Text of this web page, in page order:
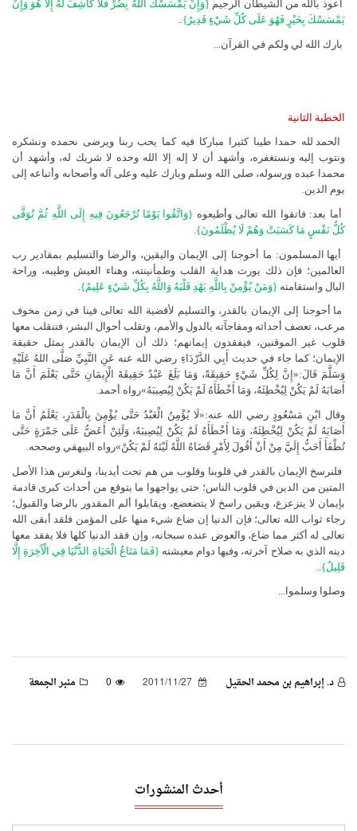
أعوذ بالله من الشيطان الرجيم {وَإِنْ يَمْسَسْكَ اللَّهُ بِضُرٍّ فَلَا كَاشِفَ لَهُ إِلَّا هُوَ وَإِنْ
يَمْسَسْكَ بِخَيْرٍ فَهُوَ عَلَى كُلِّ شَيْءٍ قَدِيرٌ}..
بارك الله لي ولكم في القرآن...
الخطبة الثانية
الحمد لله حمدا طيبا كثيرا مباركا فيه كما يحب ربنا ويرضى نحمده ونشكره
ونتوب إليه ونستغفره، وأشهد أن لا إله إلا الله وحده لا شريك له، وأشهد أن
محمدا عبده ورسوله، صلى الله وسلم وبارك عليه وعلى آله وأصحابه وأتباعه إلى
يوم الدين.
أما بعد: فاتقوا الله تعالى وأطيعوه {وَاتَّقُوا يَوْمًا تُرْجَعُونَ فِيهِ إِلَى اللَّهِ ثُمَّ تُوَفَّى
كُلُّ نَفْسٍ مَا كَسَبَتْ وَهُمْ لَا يُظْلَمُونَ}.
أيها المسلمون: ما أحوجنا إلى الإيمان واليقين، والرضا والتسليم بمقادير رب
العالمين؛ فإن ذلك يورث هداية القلب وطمأنينته، وهناء العيش وطيبه، وراحة
البال واستقامته {وَمَنْ يُؤْمِنْ بِاللَّهِ يَهْدِ قَلْبَهُ وَاللَّهُ بِكُلِّ شَيْءٍ عَلِيمٌ}
ما أحوجنا إلى الإيمان بالقدر، والتسليم لأقضية الله تعالى فينا في زمن مخوف
مرعب، تعصف أحداثه ومفاجآته بالدول والأمم، وتقلب أحوال البشر، فتنقلب معها
قلوب غير الموقنين، فيفقدون إيمانهم؛ ذلك أن الإيمان بالقدر يمثل حقيقة
الإيمان؛ كما جاء في حديث أَبِي الدَّرْدَاءِ رضي الله عنه عَنِ النَّبِيِّ صَلَّى اللهُ عَلَيْهِ
وَسَلَّمَ قَالَ:«إِنَّ لِكُلِّ شَيْءٍ حَقِيقَةً، وَمَا بَلَغَ عَبْدٌ حَقِيقَةَ الْإِيمَانِ حَتَّى يَعْلَمَ أَنَّ مَا
أَصَابَهُ لَمْ يَكُنْ لِيُخْطِئَهُ، وَمَا أَخْطَأَهُ لَمْ يَكُنْ لِيُصِيبَهُ»رواه أحمد.
وقال ابْنِ مَسْعُودٍ رضي الله عنه:«لَا يُؤْمِنُ الْعَبْدُ حَتَّى يُؤْمِنَ بِالْقَدَرِ، يَعْلَمُ أَنَّ مَا
أَصَابَهُ لَمْ يَكُنْ لِيُخْطِئَهُ، وَمَا أَخْطَأَهُ لَمْ يَكُنْ لِيُصِيبَهُ، وَلَئِنْ أَعَضُّ عَلَى جَمْرَةٍ حَتَّى
تُطْفَأَ أَحَبُّ إِلَيَّ مِنْ أَنْ أَقُولَ لِأَمْرٍ قَضَاهُ اللَّهُ لَيْتَهُ لَمْ يَكُنْ»رواه البيهقي وصححه.
فلنرسخ الإيمان بالقدر في قلوبنا وقلوب من هم تحت أيدينا، ولنغرس هذا الأصل
المتين من الدين في قلوب الناس؛ حتى يواجهوا ما يتوقع من أحداث كبرى قادمة
بإيمان لا يتزعزع، ويقين راسخ لا يتضعضع، ويقابلوا ألم المقدور بالرضا والقبول؛
رجاء ثواب الله تعالى؛ فإن الدنيا إن ضاع شيء منها على المؤمن فلقد أبقى الله
تعالى له أكثر مما ضاع، والعوض عنده سبحانه، وإن فقد الدنيا كلها فلا يفقد معها
دينه الذي به صلاح آخرته، وفيها دوام معيشته {فَمَا مَتَاعُ الْحَيَاةِ الدُّنْيَا فِي الْآَخِرَةِ إِلَّا
قَلِيلٌ}
وصلوا وسلموا...
د. إبراهيم بن محمد الحقيل 0 منبر الجمعة
أحدث المنشورات